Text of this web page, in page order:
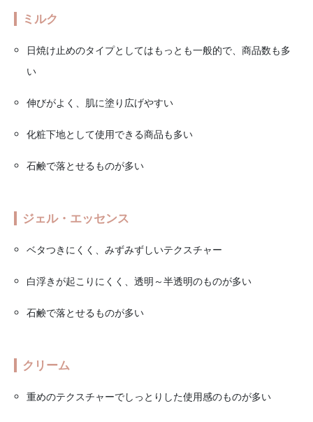
ミルク
日焼け止めのタイプとしてはもっとも一般的で、商品数も多
い
伸びがよく、肌に塗り広げやすい
化粧下地として使用できる商品も多い
石鹸で落とせるものが多い
ジェル・エッセンス
ベタつきにくく、みずみずしいテクスチャー
白浮きが起こりにくく、透明～半透明のものが多い
石鹸で落とせるものが多い
クリーム
重めのテクスチャーでしっとりした使用感のものが多い